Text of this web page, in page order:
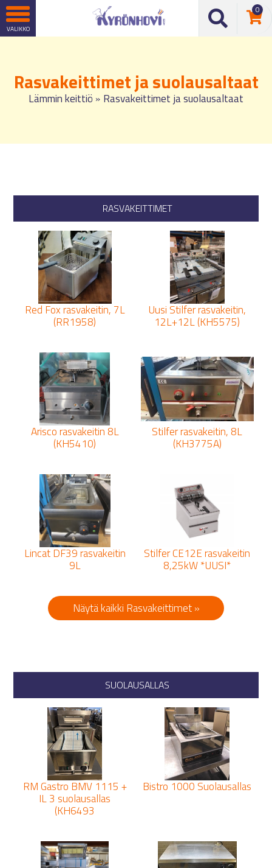
0
Rasvakeittimet ja suolausaltaat
Lämmin keittiö » Rasvakeittimet ja suolausaltaat
RASVAKEITTIMET
Red Fox rasvakeitin, 7L
(RR1958)
Uusi Stilfer rasvakeitin,
12L+12L (KH5575)
Arisco rasvakeitin 8L
(KH5410)
Stilfer rasvakeitin, 8L
(KH3775A)
Lincat DF39 rasvakeitin
9L
Stilfer CE12E rasvakeitin
8,25kW *UUSI*
Näytä kaikki Rasvakeittimet »
SUOLAUSALLAS
RM Gastro BMV 1115 +
IL 3 suolausallas
(KH6493
Bistro 1000 Suolausallas